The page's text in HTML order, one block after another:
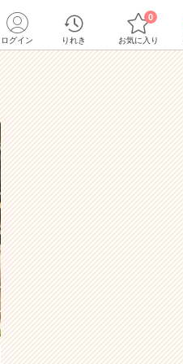
ログイン りれき お気に入り
0